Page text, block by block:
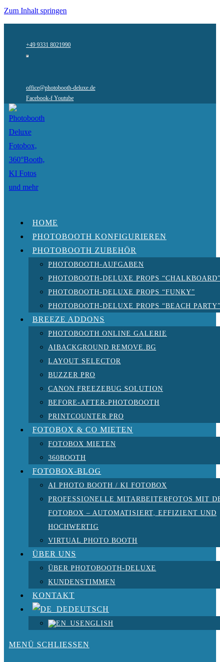
Zum Inhalt springen
+49 9331 8021990
office@photobooth-deluxe.de
Facebook-f Youtube
HOME
PHOTOBOOTH KONFIGURIEREN
PHOTOBOOTH ZUBEHÖR
PHOTOBOOTH-AUFGABEN
PHOTOBOOTH-DELUXE PROPS
PHOTOBOOTH-DELUXE PROPS “FUNKY”
PHOTOBOOTH-DELUXE PROPS “BEACH
BREEZE ADDONS
PHOTOBOOTH ONLINE GALERIE
AIBACKGROUND REMOVE.BG
LAYOUT SELECTOR
BUZZER PRO
CANON FREEZEBUG SOLUTION
BEFORE-AFTER-PHOTOBOOTH
PRINTCOUNTER PRO
FOTOBOX & CO MIETEN
FOTOBOX MIETEN
360BOOTH
FOTOBOX-BLOG
AI PHOTO BOOTH / KI FOTOBOX
PROFESSIONELLE MITARBEITERFOTOS MIT
FOTOBOX – AUTOMATISIERT, EFFIZIENT UND
HOCHWERTIG
VIRTUAL PHOTO BOOTH
ÜBER UNS
ÜBER PHOTOBOOTH-DELUXE
KUNDENSTIMMEN
KONTAKT
DEUTSCH
ENGLISH
MENÜ SCHLIESSEN